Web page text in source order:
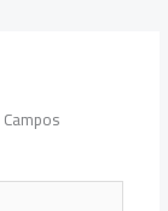
Campos